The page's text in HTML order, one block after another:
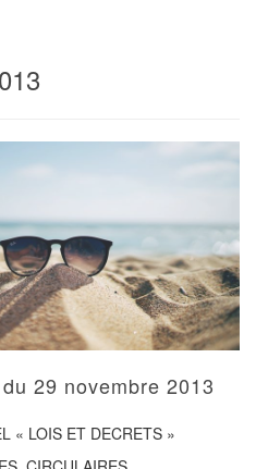
29 novembre 2013
« LOIS ET DECRETS »